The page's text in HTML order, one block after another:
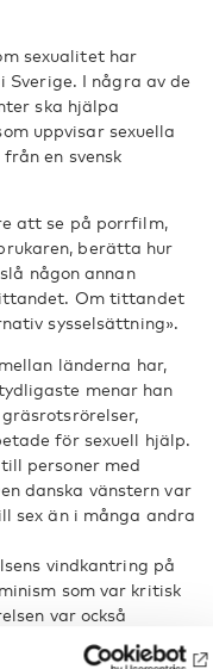
sexualitet har
I några av de
ska hjälpa
uppvisar sexuella
en svensk
att se på porrfilm,
berätta hur
någon annan
Om tittandet
sysselsättning».
länderna har,
menar han
för sexuell hjälp.
personer med
danska vänstern var
sex än i många andra
vindkantring på
som var kritisk
var också
att det ännu idag
Det går inte